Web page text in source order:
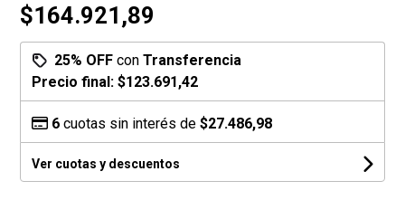
$164.921,89
25% OFF conTransferencia
Precio final:$123.691,42
6 cuotas sin interés de$27.486,98
Ver cuotas y descuentos